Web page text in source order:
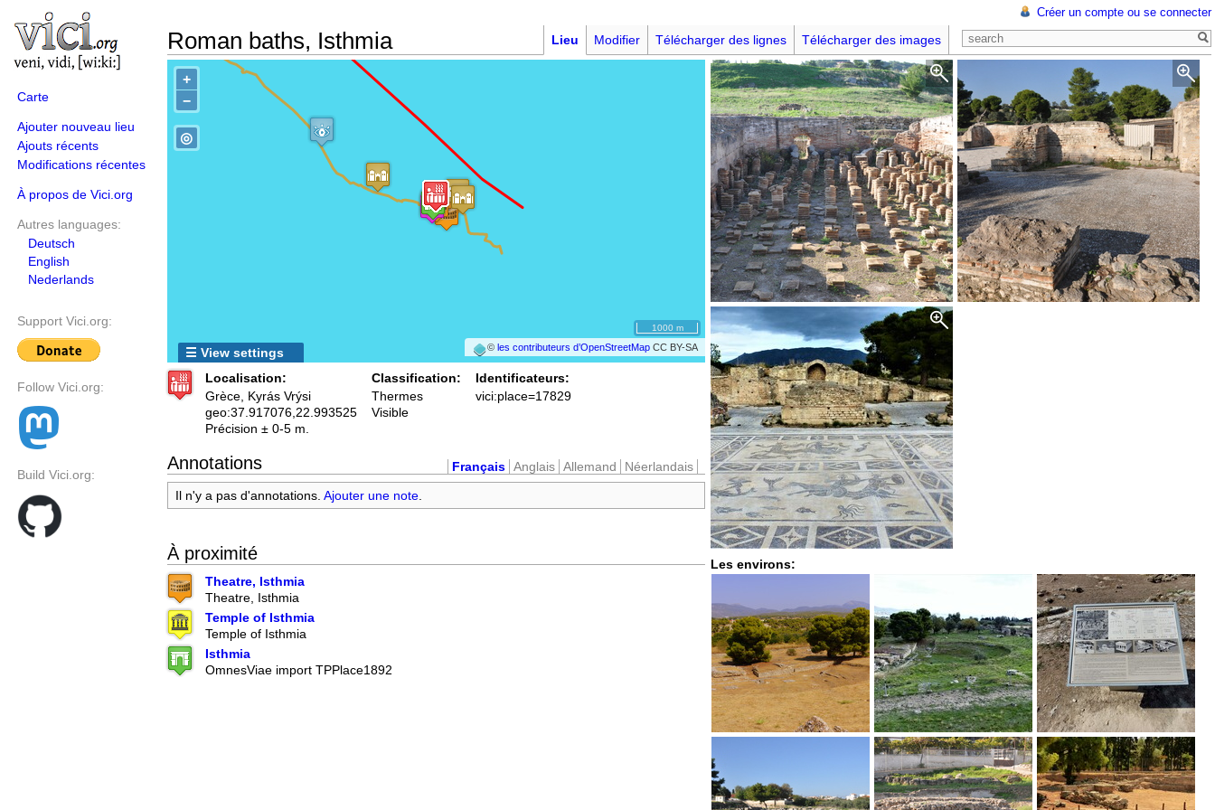
Carte
Ajouter nouveau lieu
Ajouts récents
Modifications récentes
À propos de Vici.org
Autres languages:
Deutsch
English
Nederlands
Support Vici.org:
Follow Vici.org:
Build Vici.org:
Roman baths, Isthmia
Créer un compte ou se connecter
Lieu Modifier Télécharger des lignes Télécharger des images
+
−
©les contributeurs d’OpenStreetMap CC BY-SA
◎
1000 m
☰ View settings
Les environs:
Localisation:
Grèce, Kyrás Vrýsi
geo:37.917076,22.993525
Précision ± 0-5 m.
Classification:
Thermes
Visible
Identificateurs:
vici:place=17829
Annotations Français Anglais Allemand
Néerlandais
Il n'y a pas d'annotations. Ajouter une note.
À proximité
Theatre, Isthmia
Theatre, Isthmia
Temple of Isthmia
Temple of Isthmia
Isthmia
OmnesViae import TPPlace1892